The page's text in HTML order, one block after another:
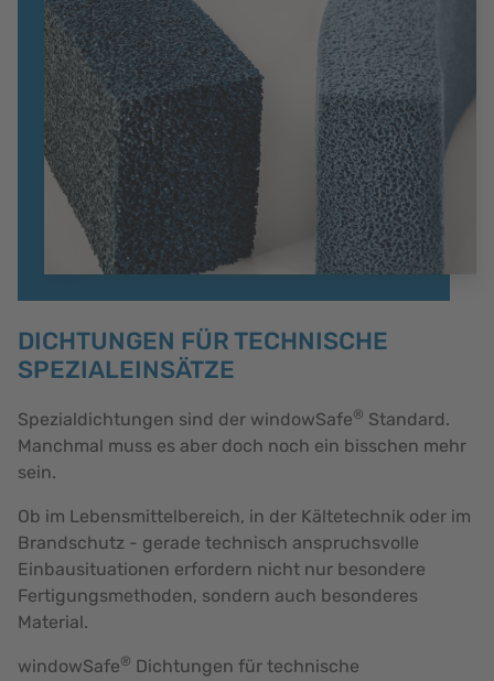
DICHTUNGEN FÜR TECHNISCHE
SPEZIALEINSÄTZE
Spezialdichtungen sind der windowSafe® Standard.
Manchmal muss es aber doch noch ein bisschen mehr
sein.
Ob im Lebensmittelbereich, in der Kältetechnik oder im
Brandschutz - gerade technisch anspruchsvolle
Einbausituationen erfordern nicht nur besondere
Fertigungsmethoden, sondern auch besonderes
Material.
windowSafe® Dichtungen für technische